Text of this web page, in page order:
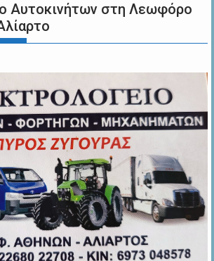
Αυτοκινήτων στη Λεωφόρο